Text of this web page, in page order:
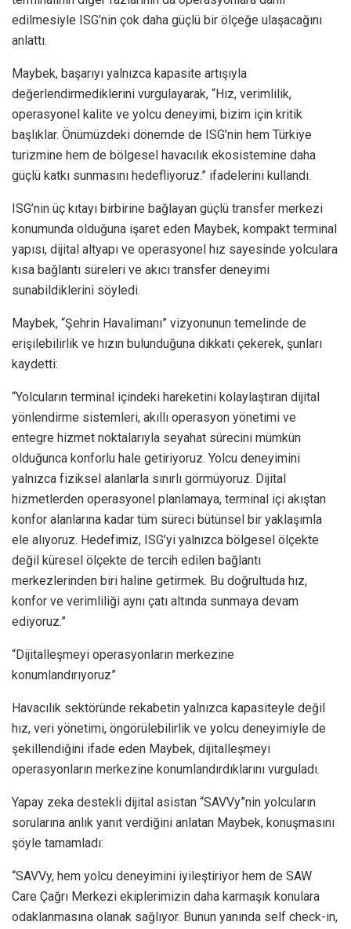
edilmesiyle ISG’nin çok daha güçlü bir ölçeğe ulaşacağını
anlattı.
Maybek, başarıyı yalnızca kapasite artışıyla
değerlendirmediklerini vurgulayarak, “Hız, verimlilik,
operasyonel kalite ve yolcu deneyimi, bizim için kritik
başlıklar. Önümüzdeki dönemde de ISG’nin hem Türkiye
turizmine hem de bölgesel havacılık ekosistemine daha
güçlü katkı sunmasını hedefliyoruz.” ifadelerini kullandı.
ISG’nin üç kıtayı birbirine bağlayan güçlü transfer merkezi
konumunda olduğuna işaret eden Maybek, kompakt terminal
yapısı, dijital altyapı ve operasyonel hız sayesinde yolculara
kısa bağlantı süreleri ve akıcı transfer deneyimi
sunabildiklerini söyledi.
Maybek, “Şehrin Havalimanı” vizyonunun temelinde de
erişilebilirlik ve hızın bulunduğuna dikkati çekerek, şunları
kaydetti:
“Yolcuların terminal içindeki hareketini kolaylaştıran dijital
yönlendirme sistemleri, akıllı operasyon yönetimi ve
entegre hizmet noktalarıyla seyahat sürecini mümkün
olduğunca konforlu hale getiriyoruz. Yolcu deneyimini
yalnızca fiziksel alanlarla sınırlı görmüyoruz. Dijital
hizmetlerden operasyonel planlamaya, terminal içi akıştan
konfor alanlarına kadar tüm süreci bütünsel bir yaklaşımla
ele alıyoruz. Hedefimiz, ISG’yi yalnızca bölgesel ölçekte
değil küresel ölçekte de tercih edilen bağlantı
merkezlerinden biri haline getirmek. Bu doğrultuda hız,
konfor ve verimliliği aynı çatı altında sunmaya devam
ediyoruz.”
“Dijitalleşmeyi operasyonların merkezine
konumlandırıyoruz”
Havacılık sektöründe rekabetin yalnızca kapasiteyle değil
hız, veri yönetimi, öngörülebilirlik ve yolcu deneyimiyle de
şekillendiğini ifade eden Maybek, dijitalleşmeyi
operasyonların merkezine konumlandırdıklarını vurguladı.
Yapay zeka destekli dijital asistan “SAVVy”nin yolcuların
sorularına anlık yanıt verdiğini anlatan Maybek, konuşmasını
şöyle tamamladı:
“SAVVy, hem yolcu deneyimini iyileştiriyor hem de SAW
Care Çağrı Merkezi ekiplerimizin daha karmaşık konulara
odaklanmasına olanak sağlıyor. Bunun yanında self check-in,